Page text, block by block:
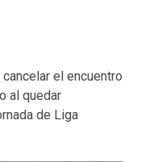
el encuentro
al quedar
de Liga